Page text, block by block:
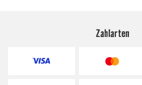
Zahlarten